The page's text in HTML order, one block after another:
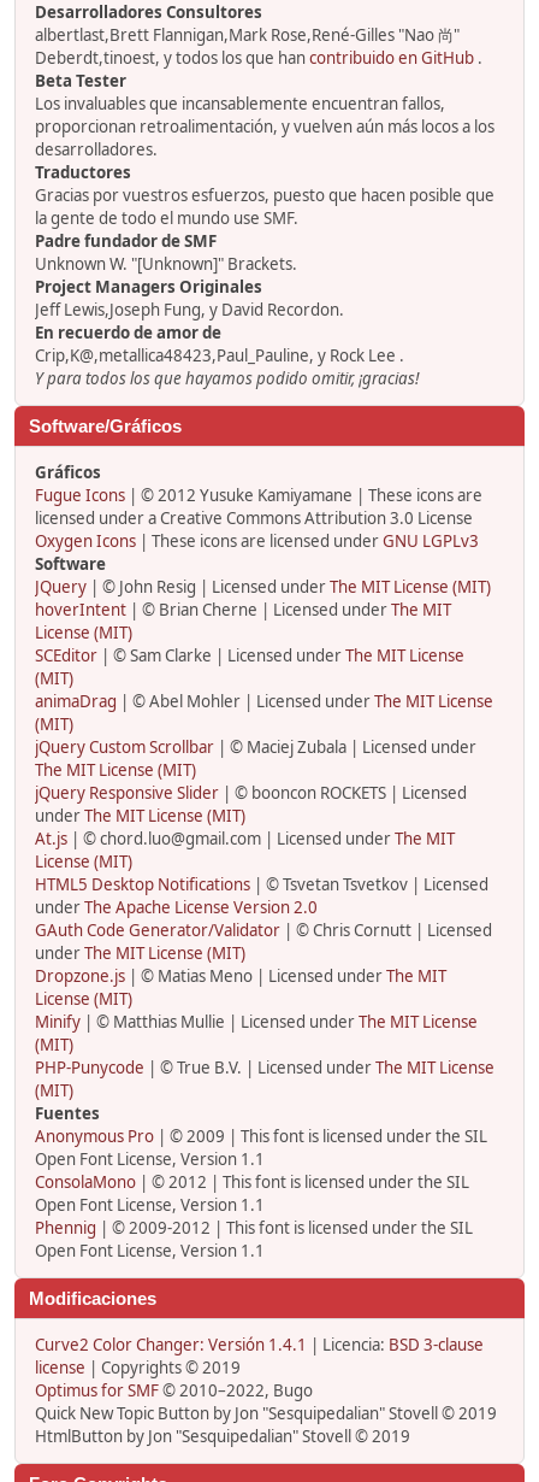
Desarrolladores Consultores
albertlast,Brett Flannigan,Mark Rose,René-Gilles "Nao 尚"
Deberdt,tinoest, y todos los que hancontribuido en GitHub .
Beta Tester
Los invaluables que incansablemente encuentran fallos,
proporcionan retroalimentación, y vuelven aún más locos a los
desarrolladores.
Traductores
Gracias por vuestros esfuerzos, puesto que hacen posible que
la gente de todo el mundo use SMF.
Padre fundador de SMF
Unknown W. "[Unknown]" Brackets.
Project Managers Originales
Jeff Lewis,Joseph Fung, y David Recordon.
En recuerdo de amor de
Crip,K@,metallica48423,Paul_Pauline, y Rock Lee .
Y para todos los que hayamos podido omitir, ¡gracias!
Software/Gráficos
Gráficos
Fugue Icons | © 2012 Yusuke Kamiyamane | These icons are
licensed under a Creative Commons Attribution 3.0 License
Oxygen Icons | These icons are licensed underGNU LGPLv3
Software
JQuery | © John Resig | Licensed underThe MIT License (MIT)
hoverIntent | © Brian Cherne | Licensed underThe MIT
License (MIT)
SCEditor | © Sam Clarke | Licensed underThe MIT License
(MIT)
animaDrag | © Abel Mohler | Licensed underThe MIT License
(MIT)
jQuery Custom Scrollbar | © Maciej Zubala | Licensed under
The MIT License (MIT)
jQuery Responsive Slider | © booncon ROCKETS | Licensed
underThe MIT License (MIT)
At.js | © chord.luo@gmail.com | Licensed underThe MIT
License (MIT)
HTML5 Desktop Notifications | © Tsvetan Tsvetkov | Licensed
underThe Apache License Version 2.0
GAuth Code Generator/Validator | © Chris Cornutt | Licensed
underThe MIT License (MIT)
Dropzone.js | © Matias Meno | Licensed underThe MIT
License (MIT)
Minify | © Matthias Mullie | Licensed underThe MIT License
(MIT)
PHP-Punycode | © True B.V. | Licensed underThe MIT License
(MIT)
Fuentes
Anonymous Pro | © 2009 | This font is licensed under the SIL
Open Font License, Version 1.1
ConsolaMono | © 2012 | This font is licensed under the SIL
Open Font License, Version 1.1
Phennig | © 2009-2012 | This font is licensed under the SIL
Open Font License, Version 1.1
Modificaciones
Curve2 Color Changer: Versión 1.4.1 | Licencia: BSD 3-clause
license | Copyrights © 2019
Optimus for SMF© 2010–2022, Bugo
Quick New Topic Button by Jon "Sesquipedalian" Stovell © 2019
HtmlButton by Jon "Sesquipedalian" Stovell © 2019